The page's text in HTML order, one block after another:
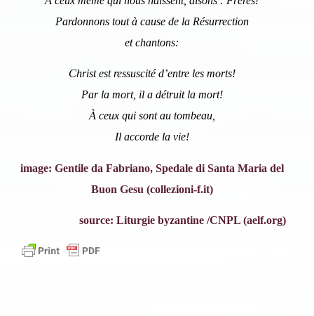
Pardonnons tout à cause de la Résurrection
et chantons:
Christ est ressuscité d’entre les morts!
Par la mort, il a détruit la mort!
À ceux qui sont au tombeau,
Il accorde la vie!
image: Gentile da Fabriano, Spedale di Santa Maria del
Buon Gesu (collezioni-f.it)
source: Liturgie byzantine /CNPL (aelf.org)
Inscription News Letter
Si vous souhaitez recevoir nos dernières actualités,
veuillez indiquer ci-dessous votre adresse mail.
S'inscrire